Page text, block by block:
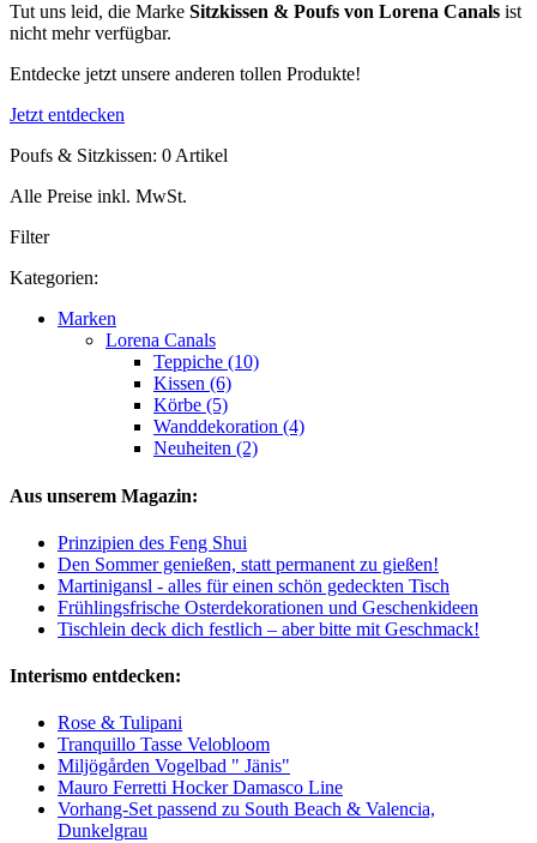
Tut uns leid, die Marke Sitzkissen & Poufs von Lorena Canals ist
nicht mehr verfügbar.
Entdecke jetzt unsere anderen tollen Produkte!
Jetzt entdecken
Poufs & Sitzkissen: 0 Artikel
Alle Preise inkl. MwSt.
Filter
Kategorien:
Marken
Lorena Canals
Teppiche (10)
Kissen (6)
Körbe (5)
Wanddekoration (4)
Neuheiten (2)
Aus unserem Magazin:
Prinzipien des Feng Shui
Den Sommer genießen, statt permanent zu gießen!
Martinigansl - alles für einen schön gedeckten Tisch
Frühlingsfrische Osterdekorationen und Geschenkideen
Tischlein deck dich festlich – aber bitte mit Geschmack!
Interismo entdecken:
Rose & Tulipani
Tranquillo Tasse Velobloom
Miljögården Vogelbad " Jänis"
Mauro Ferretti Hocker Damasco Line
Vorhang-Set passend zu South Beach & Valencia,
Dunkelgrau